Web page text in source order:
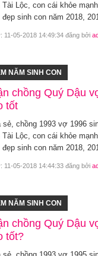
Tài Lộc, con cái khỏe
đẹp sinh con năm 2018,
11-05-2018 14:49:34 đăng bởi
NĂM SINH CON
chồng Quý Dậu
tốt
sẻ, chồng 1993 vợ 1996
Tài Lộc, con cái khỏe
đẹp sinh con năm 2018,
11-05-2018 14:44:33 đăng bởi
NĂM SINH CON
chồng Quý Dậu
tốt?